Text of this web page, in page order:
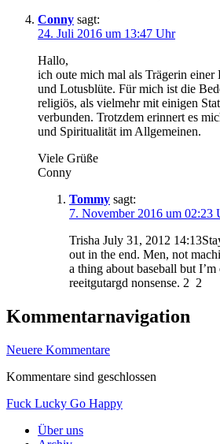
Conny sagt:
24. Juli 2016 um 13:47 Uhr
Hallo,
ich oute mich mal als Trägerin einer
und Lotusblüte. Für mich ist die
religiös, als vielmehr mit einigen
verbunden. Trotzdem erinnert es
und Spiritualität im Allgemeinen.
Viele Grüße
Conny
Tommy sagt:
7. November 2016 um 02:23
Trisha July 31, 2012
out in the end. Men, not
a thing about baseball but
reeitgutargd nonsense. 2 2
Kommentarnavigation
Neuere Kommentare
Kommentare sind geschlossen
Fuck Lucky Go Happy
Über uns